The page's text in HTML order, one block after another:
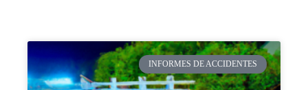
INFORMES DE ACCIDENTES